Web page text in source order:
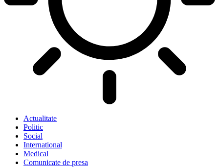
Actualitate
Politic
Social
International
Medical
Comunicate de presa